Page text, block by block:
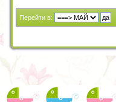
Перейти в: